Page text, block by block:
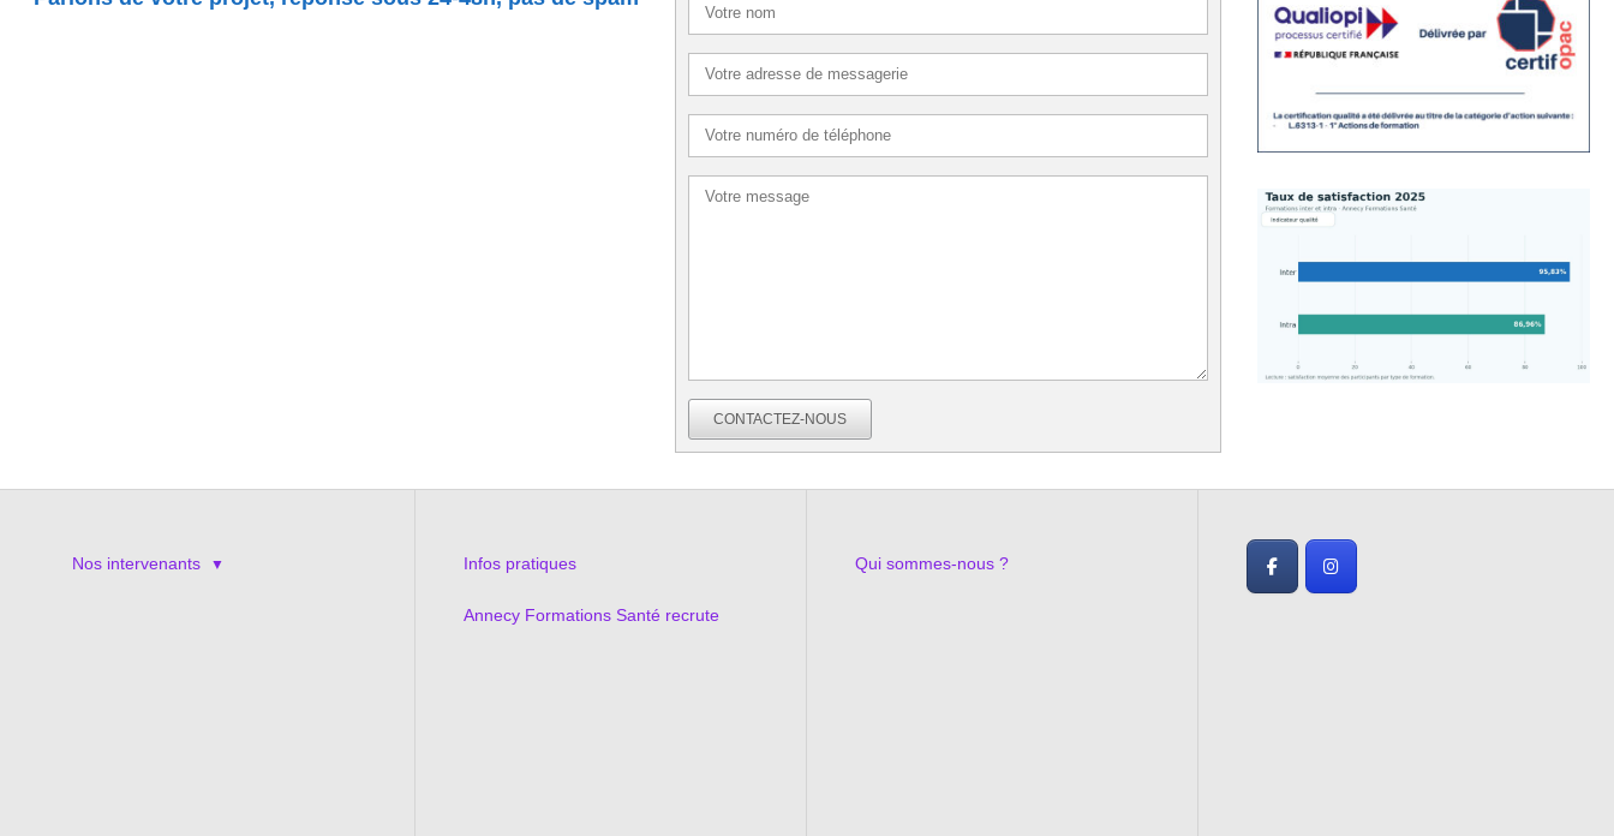
CONTACTEZ-NOUS
Nos intervenants Infos pratiques
Annecy Formations Santé recrute
Qui sommes-nous ?